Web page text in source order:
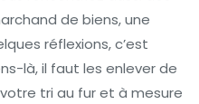
de biens, une
réflexions, c’est
là, il faut les enlever de
tri au fur et à mesure